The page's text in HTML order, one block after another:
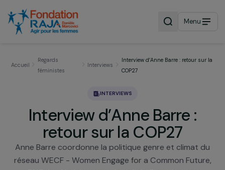
Menu
Interviews
Interview d’Anne Barre :
retour sur la COP27
Anne Barre coordonne la politique genre et climat